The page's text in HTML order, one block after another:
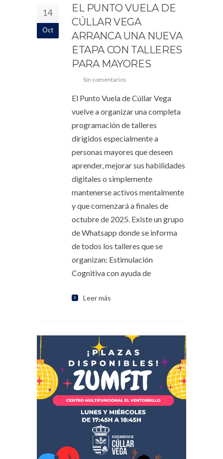
14
Oct
EL PUNTO VUELA DE
CÚLLAR VEGA
ARRANCA UNA NUEVA
ETAPA CON TALLERES
PARA MAYORES
Sin comentarios
El Punto Vuela de Cúllar Vega
vuelve a organizar una completa
programación de talleres
dirigidos especialmente a
personas mayores que deseen
aprender, mejorar sus habilidades
digitales o simplemente
mantenerse activos mentalmente
y que comenzará a finales de
octubre de 2025. Existe un grupo
de Whatsapp donde se informa
de todos los talleres que se
organizan: Estimulación
Cognitiva con ayuda de
Leer más